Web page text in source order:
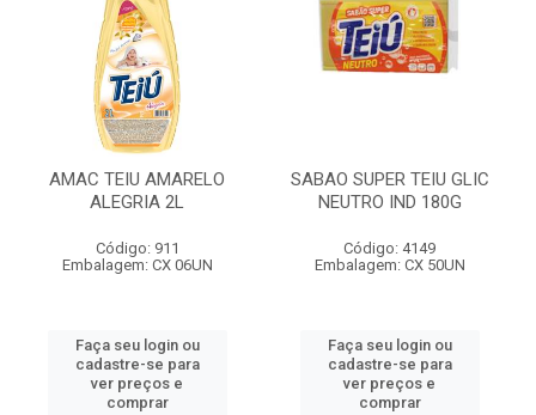
AMAC TEIU AMARELO
ALEGRIA 2L
Código: 911
Embalagem: CX 06UN
Faça seu login ou
cadastre-se para
ver preços e
comprar
SABAO SUPER TEIU GLIC
NEUTRO IND 180G
Código: 4149
Embalagem: CX 50UN
Faça seu login ou
cadastre-se para
ver preços e
comprar